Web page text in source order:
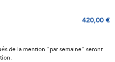
420,00 €
de la mention "par semaine" seront